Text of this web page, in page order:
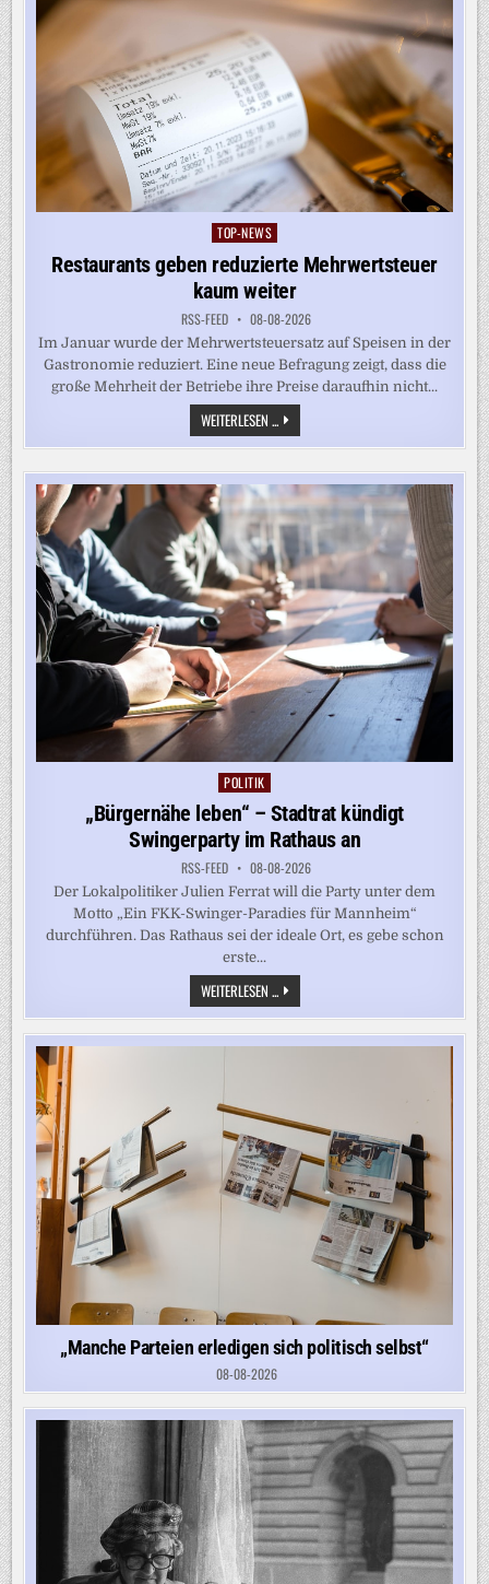
Posted
TOP-NEWS
Restaurants geben reduzierte Mehrwertsteuer
kaum weiter
RSS-FEED 08-08-2026
Im Januar wurde der Mehrwertsteuersatz auf Speisen in der
Gastronomie reduziert. Eine neue Befragung zeigt, dass die
große Mehrheit der Betriebe ihre Preise daraufhin nicht...
WEITERLESEN ... RESTAURANTS
GEBEN
REDUZIERTE
KAUM
WEITER
Posted
POLITIK
„Bürgernähe leben“ – Stadtrat kündigt
Swingerparty im Rathaus an
RSS-FEED 08-08-2026
Der Lokalpolitiker Julien Ferrat will die Party unter dem
Motto „Ein FKK-Swinger-Paradies für Mannheim“
durchführen. Das Rathaus sei der ideale Ort, es gebe schon
erste...
WEITERLESEN ...„BÜRGERNÄHE
LEBEN“
–
STADTRAT
KÜNDIGT
„Manche Parteien erledigen sich politisch selbst“
08-08-2026